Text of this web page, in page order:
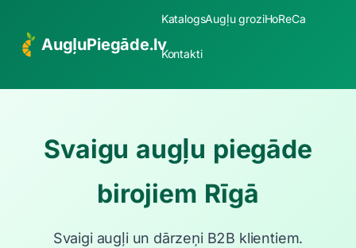
AugļuPiegāde.lv
KatalogsAugļu groziHoReCa
Kontakti
Svaigu augļu piegāde
birojiem Rīgā
Svaigi augļi un dārzeņi B2B klientiem.